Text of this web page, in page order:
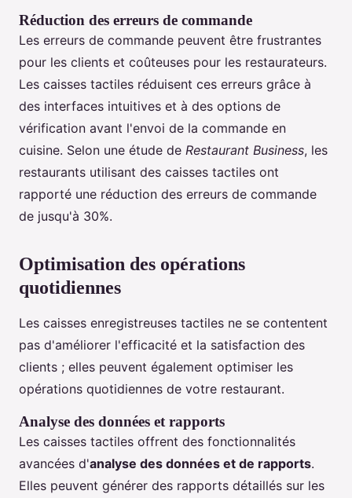
Réduction des erreurs de commande
Les erreurs de commande peuvent être frustrantes
pour les clients et coûteuses pour les restaurateurs.
Les caisses tactiles réduisent ces erreurs grâce à
des interfaces intuitives et à des options de
vérification avant l'envoi de la commande en
cuisine. Selon une étude de Restaurant Business, les
restaurants utilisant des caisses tactiles ont
rapporté une réduction des erreurs de commande
de jusqu'à 30%.
Optimisation des opérations
quotidiennes
Les caisses enregistreuses tactiles ne se contentent
pas d'améliorer l'efficacité et la satisfaction des
clients ; elles peuvent également optimiser les
opérations quotidiennes de votre restaurant.
Analyse des données et rapports
Les caisses tactiles offrent des fonctionnalités
avancées d'analyse des données et de rapports.
Elles peuvent générer des rapports détaillés sur les